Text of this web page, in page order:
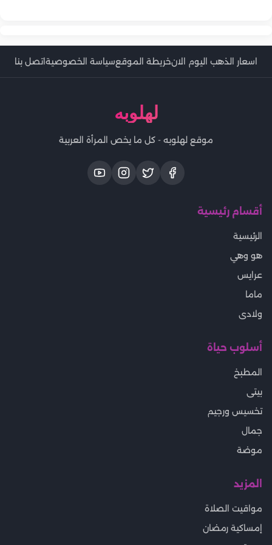
اسعار الذهب اليوم الان